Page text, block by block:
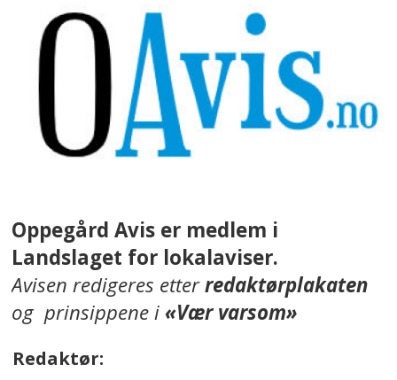
Oppegård Avis er medlem i
Landslaget for lokalaviser.
Avisen redigeres etterredaktørplakaten
og prinsippene i«Vær varsom»
Redaktør: